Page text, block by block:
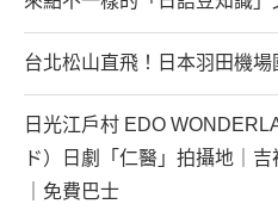
台北松山直飛！日本羽田機
日光江戶村 EDO
ド）日劇「仁醫」拍攝地｜
｜免費巴士